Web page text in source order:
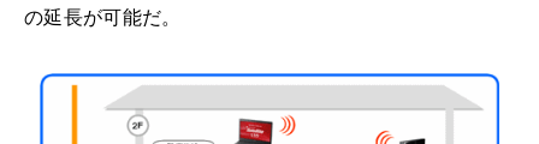
の延長が可能だ。